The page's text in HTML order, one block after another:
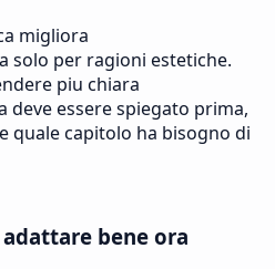
migliora
solo per ragioni estetiche.
piu chiara
deve essere spiegato prima,
quale capitolo ha bisogno di
bene ora